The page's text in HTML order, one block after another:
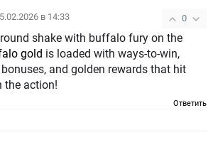
0
в 14:33
shake with buffalo fury on the
gold is loaded with ways-to-win,
and golden rewards that hit
the action!
Ответить